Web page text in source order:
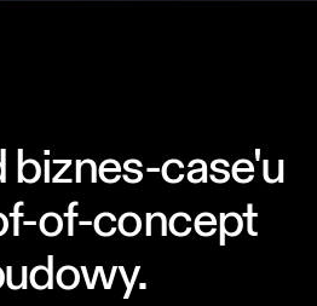
biznes-case'u
of-concept